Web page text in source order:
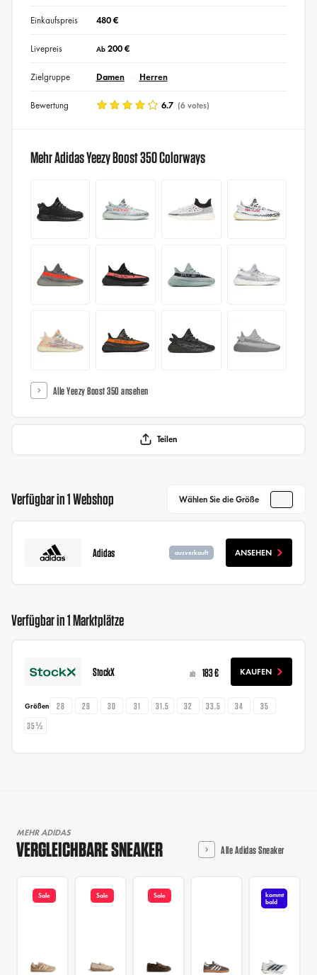
Einkaufspreis 480 €
Livepreis Ab200 €
Zielgruppe Damen Herren
Bewertung 6.7 (6 votes)
Mehr Adidas Yeezy Boost 350 Colorways
Alle Yeezy Boost 350 ansehen
Teilen
Verfügbar in 1 Webshop Wählen Sie die Größe
Adidas ausverkauft ANSEHEN
Verfügbar in 1 Marktplätze
StockX ab 183 € KAUFEN
Größen 28 29 30 31 31.5 32 33.5 34
35
35½
MEHR ADIDAS
VERGLEICHBARE SNEAKER Alle Adidas Sneaker
Sale Sale Sale
kommt
bald